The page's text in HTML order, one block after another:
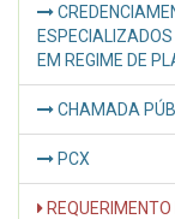
EM REGIME DE
CHAMADA
PCX